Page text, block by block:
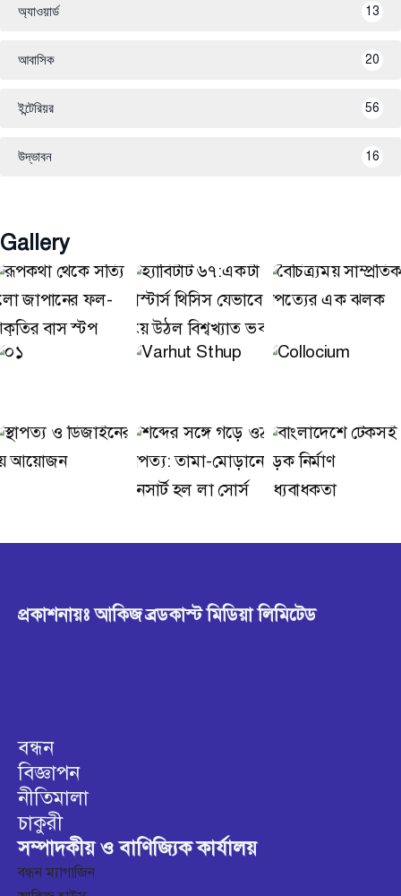
অ্যাওয়ার্ড 13
আবাসিক 20
ইন্টেরিয়র 56
উদ্ভাবন 16
Gallery
প্রকাশনায়ঃ আকিজ ব্রডকাস্ট মিডিয়া লিমিটেড
বন্ধন
বিজ্ঞাপন
নীতিমালা
চাকুরী
সম্পাদকীয় ও বাণিজ্যিক কার্যালয়
বন্ধন ম্যাগাজিন